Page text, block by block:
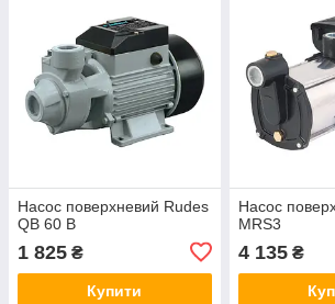
Насос поверхневий Rudes
QB 60 В
1 825 ₴
Купити
Насос
MRS3
4 135₴